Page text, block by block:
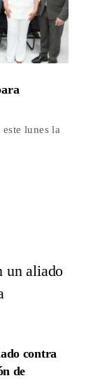
lunes la
contra
de